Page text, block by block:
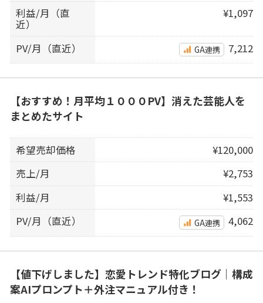
利益/月（直
近）
¥1,097
PV/月（直近） GA連携 7,212
【おすすめ！月平均１０００PV】消えた芸能人を
まとめたサイト
希望売却価格
¥120,000
売上/月
¥2,753
利益/月
¥1,553
PV/月（直近）
GA連携 4,062
【値下げしました】恋愛トレンド特化ブログ｜構成
案AIプロンプト＋外注マニュアル付き！